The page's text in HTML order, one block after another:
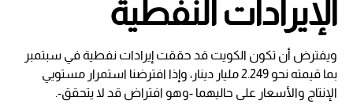
الإيرادات النفطية
ويفترض أن تكون الكويت قد حققت إيرادات نفطية في سبتمبر
بما قيمته نحو 2.249 مليار دينار، وإذا افترضنا استمرار مستويي
الإنتاج والأسعار على حاليهما -وهو افتراض قد لا يتحقق-.